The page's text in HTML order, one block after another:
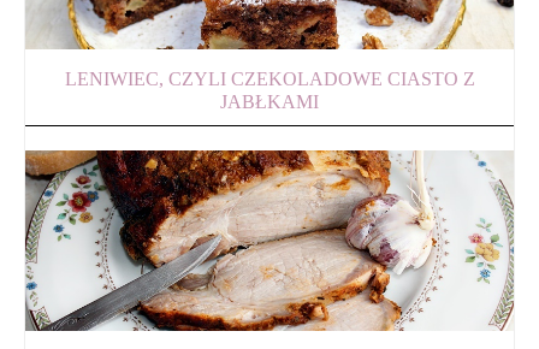
LENIWIEC, CZYLI CZEKOLADOWE CIASTO Z
JABŁKAMI